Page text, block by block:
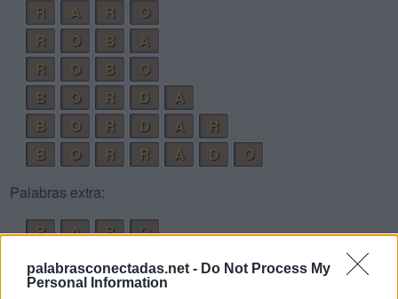
palabrasconectadas.net - Do Not Process My
Personal Information
R
A R
O
R
O B
A
R
O B
O
B
O R D
A
B
O R D A
R
B
O R R A D
O
Palabras extra:
R
A B
O
R
A
B
O R
O